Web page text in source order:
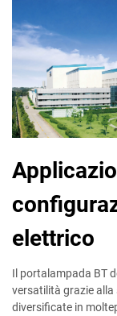
elettrico
Il portalampada BT
versatilità grazie
diversificate in